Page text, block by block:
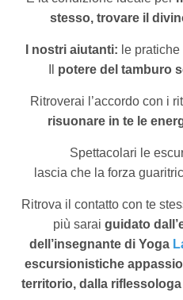
stesso, trovare il
I nostri aiutanti: le
potere del tamburo
Ritroverai l’accordo con i
risuonare in te le
Spettacolari le
lascia che la forza
Ritrova il contatto con te
più sarai guidato
dell’insegnante di Yoga
escursionistiche
territorio, dalla